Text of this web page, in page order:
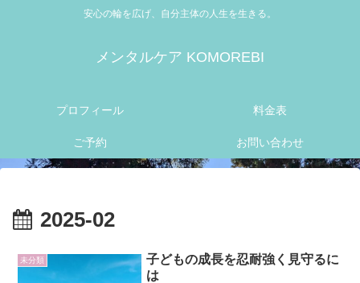
安心の輪を広げ、自分主体の人生を生きる。
メンタルケア KOMOREBI
プロフィール 料金表
ご予約 お問い合わせ
2025-02
未分類
子どもの成長を忍耐強く見守るに
は